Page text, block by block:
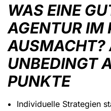
WAS EINE
AGENTUR IM
AUSMACHT?
UNBEDINGT
PUNKTE
Individuelle Strategien